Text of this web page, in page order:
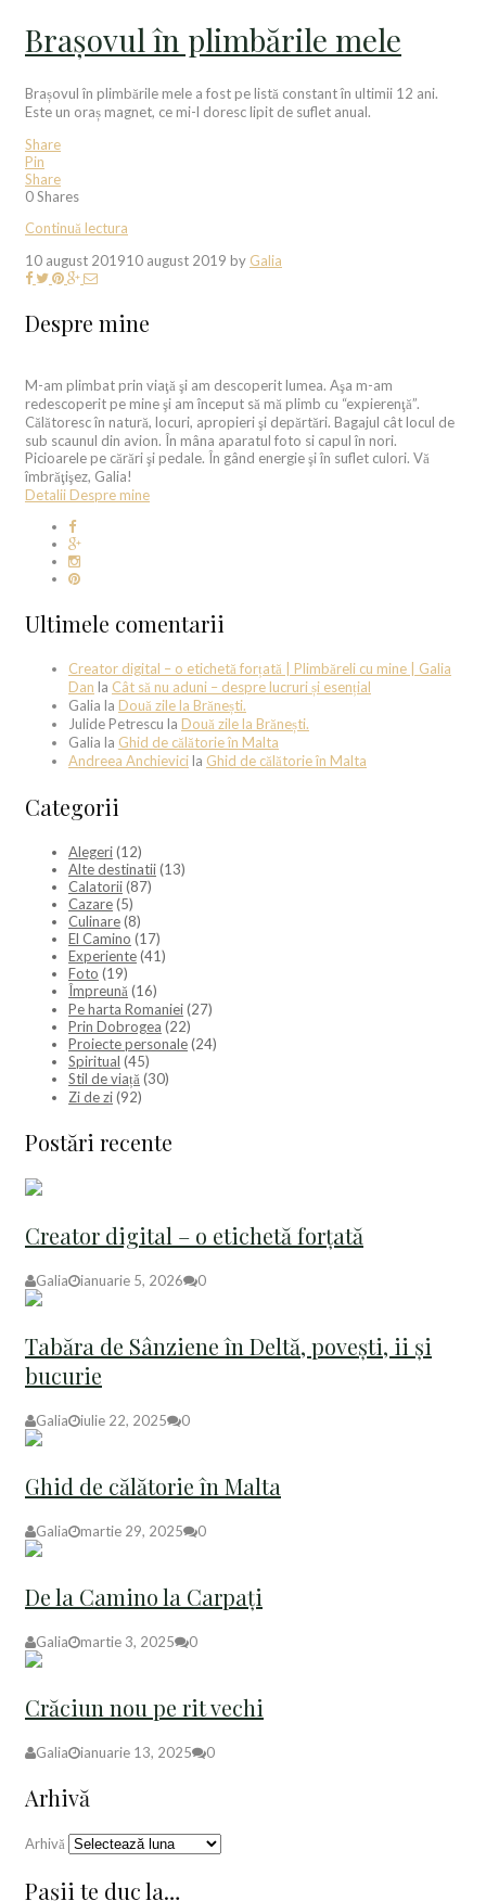
Brașovul în plimbările mele
Brașovul în plimbările mele a fost pe listă constant în ultimii 12 ani.
Este un oraș magnet, ce mi-l doresc lipit de suflet anual.
Share
Pin
Share
0Shares
Continuă lectura
10 august 201910 august 2019 by Galia
Despre mine
M-am plimbat prin viaţă şi am descoperit lumea. Aşa m-am
redescoperit pe mine şi am început să mă plimb cu “expierenţă”.
Călătoresc în natură, locuri, apropieri şi depărtări. Bagajul cât locul de
sub scaunul din avion. În mâna aparatul foto si capul în nori.
Picioarele pe cărări şi pedale. În gând energie şi în suflet culori. Vă
îmbrăţişez, Galia!
Detalii Despre mine
Ultimele comentarii
Creator digital – o etichetă forțată | Plimbăreli cu mine | Galia
Dan la Cât să nu aduni – despre lucruri și esențial
Galia la Două zile la Brănești.
Julide Petrescu la Două zile la Brănești.
Galia la Ghid de călătorie în Malta
Andreea Anchievici la Ghid de călătorie în Malta
Categorii
Alegeri(12)
Alte destinatii(13)
Calatorii(87)
Cazare(5)
Culinare(8)
El Camino (17)
Experiente(41)
Foto (19)
Împreună(16)
Pe harta Romaniei(27)
Prin Dobrogea (22)
Proiecte personale(24)
Spiritual (45)
Stil de viață(30)
Zi de zi(92)
Postări recente
Creator digital – o etichetă forțată
Galia ianuarie 5, 2026 0
Tabăra de Sânziene în Deltă, povești, ii și
bucurie
Galia iulie 22, 2025 0
Ghid de călătorie în Malta
Galia martie 29, 2025 0
De la Camino la Carpați
Galia martie 3, 2025 0
Crăciun nou pe rit vechi
Galia ianuarie 13, 2025 0
Arhivă
Arhivă
Pașii te duc la…